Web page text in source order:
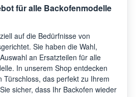
für alle Backofenmodelle
auf die Bedürfnisse von
Sie haben die Wahl,
an Ersatzteilen für alle
In unserem Shop entdecken
Türschloss, das perfekt zu Ihrem
sicher, dass Ihr Backofen wieder